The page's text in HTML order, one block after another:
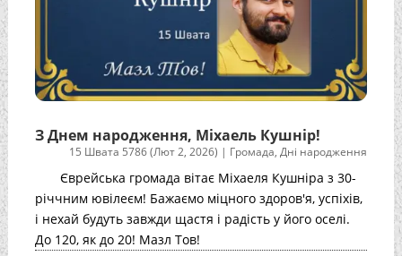
З Днем народження, Міхаель Кушнір!
15 Швата 5786 (Лют 2, 2026) | Громада,Дні народження
Єврейська громада вітає Міхаеля Кушніра з 30-
річчним ювілеєм! Бажаємо міцного здоров'я, успіхів,
і нехай будуть завжди щастя і радість у його оселі.
До 120, як до 20! Мазл Тов!